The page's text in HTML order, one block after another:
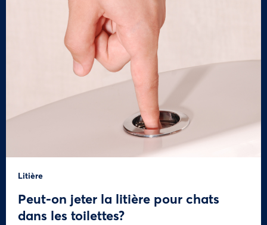
Litière
Peut-on jeter la litière pour chats
dans les toilettes?